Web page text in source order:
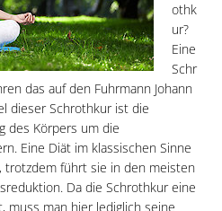
othk
ur?
Eine
Schr
das auf den Fuhrmann Johann
dieser Schrothkur ist die
des Körpers um die
Eine Diät im klassischen Sinne
trotzdem führt sie in den meisten
Da die Schrothkur eine
muss man hier lediglich seine